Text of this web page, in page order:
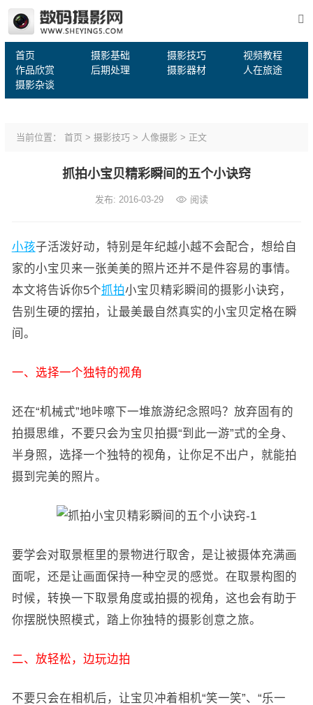
首页 摄影基础 摄影技巧
视频教程
作品欣赏
后期处理 摄影器材
人在旅途
摄影杂谈
当前位置： 首页 > 摄影技巧> 人像摄影 > 正文
抓拍小宝贝精彩瞬间的五个小诀窍
发布: 2016-03-29 阅读
小孩子活泼好动，特别是年纪越小越不会配合，想给自
家的小宝贝来一张美美的照片还并不是件容易的事情。
本文将告诉你5个抓拍小宝贝精彩瞬间的摄影小诀窍，
告别生硬的摆拍，让最美最自然真实的小宝贝定格在瞬
间。
一、选择一个独特的视角
还在“机械式”地咔嚓下一堆旅游纪念照吗？放弃固有的
拍摄思维，不要只会为宝贝拍摄“到此一游”式的全身、
半身照，选择一个独特的视角，让你足不出户，就能拍
摄到完美的照片。
要学会对取景框里的景物进行取舍，是让被摄体充满画
面呢，还是让画面保持一种空灵的感觉。在取景构图的
时候，转换一下取景角度或拍摄的视角，这也会有助于
你摆脱快照模式，踏上你独特的摄影创意之旅。
二、放轻松，边玩边拍
不要只会在相机后，让宝贝冲着相机“笑一笑”、“乐一